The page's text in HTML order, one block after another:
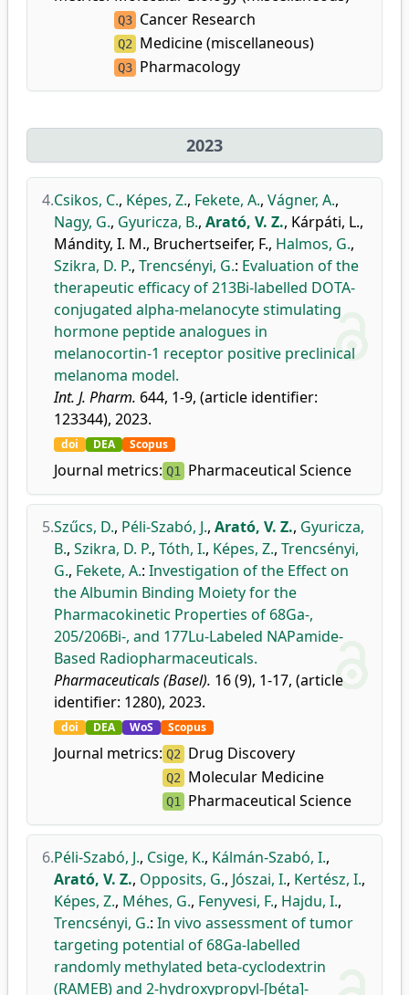
Q3 Cancer Research
Q2 Medicine (miscellaneous)
Q3 Pharmacology
2023
4.Csikos, C., Képes, Z., Fekete, A., Vágner, A.,
Nagy, G., Gyuricza, B., Arató, V. Z., Kárpáti, L.,
Mándity, I. M., Bruchertseifer, F., Halmos, G.,
Szikra, D. P., Trencsényi, G.: Evaluation of the
therapeutic efficacy of 213Bi-labelled DOTA-
conjugated alpha-melanocyte stimulating
hormone peptide analogues in
melanocortin-1 receptor positive preclinical
melanoma model.
Int. J. Pharm. 644, 1-9, (article identifier:
123344), 2023.
doi DEA Scopus
Journal metrics: Q1 Pharmaceutical Science
5.Szűcs, D., Péli-Szabó, J., Arató, V. Z., Gyuricza,
B., Szikra, D. P., Tóth, I., Képes, Z., Trencsényi,
G., Fekete, A.: Investigation of the Effect on
the Albumin Binding Moiety for the
Pharmacokinetic Properties of 68Ga-,
205/206Bi-, and 177Lu-Labeled NAPamide-
Based Radiopharmaceuticals.
Pharmaceuticals (Basel). 16 (9), 1-17, (article
identifier: 1280), 2023.
doi DEA WoS Scopus
Journal metrics: Q2 Drug Discovery
Q2 Molecular Medicine
Q1 Pharmaceutical Science
6.Péli-Szabó, J., Csige, K., Kálmán-Szabó, I.,
Arató, V. Z., Opposits, G., Jószai, I., Kertész, I.,
Képes, Z., Méhes, G., Fenyvesi, F., Hajdu, I.,
Trencsényi, G.: In vivo assessment of tumor
targeting potential of 68Ga-labelled
randomly methylated beta-cyclodextrin
(RAMEB) and 2-hydroxypropyl-[béta]-